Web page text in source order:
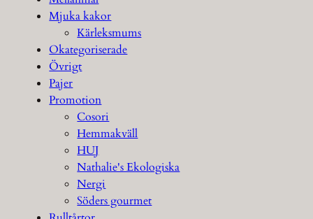
Mjuka kakor
Kärleksmums
Okategoriserade
Övrigt
Pajer
Promotion
Cosori
Hemmakväll
HUJ
Nathalie's Ekologiska
Nergi
Söders gourmet